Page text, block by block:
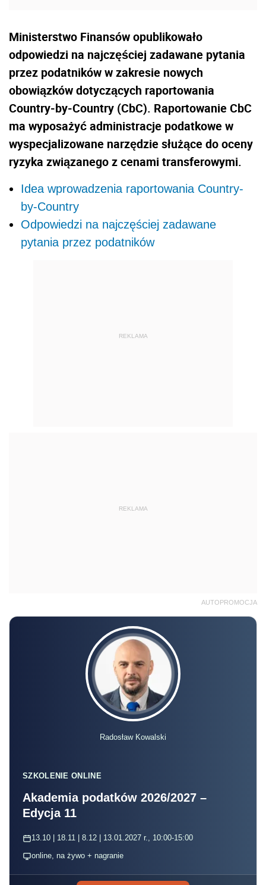
Ministerstwo Finansów opublikowało
odpowiedzi na najczęściej zadawane pytania
przez podatników w zakresie nowych
obowiązków dotyczących raportowania
Country-by-Country (CbC). Raportowanie CbC
ma wyposażyć administracje podatkowe w
wyspecjalizowane narzędzie służące do oceny
ryzyka związanego z cenami transferowymi.
Idea wprowadzenia raportowania Country-
by-Country
Odpowiedzi na najczęściej zadawane
pytania przez podatników
REKLAMA
REKLAMA
AUTOPROMOCJA
Radosław Kowalski
SZKOLENIE ONLINE
Akademia podatków 2026/2027 –
Edycja 11
13.10 | 18.11 | 8.12 | 13.01.2027 r., 10:00-15:00
online, na żywo + nagranie